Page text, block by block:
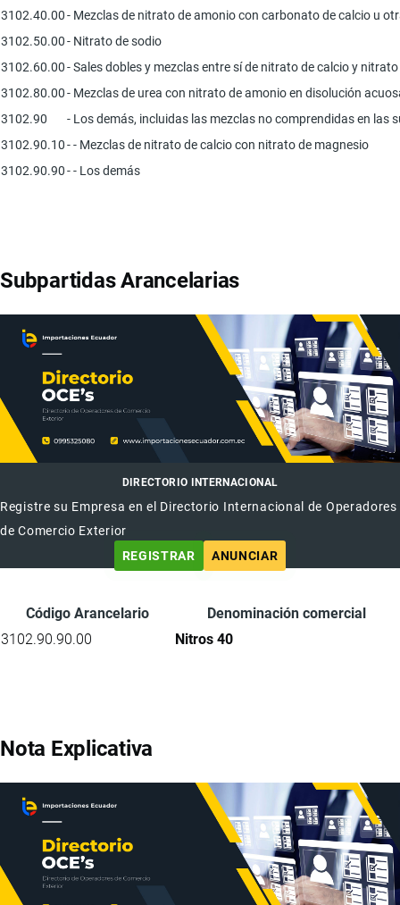
3102.40.00- Mezclas de nitrato de amonio con carbonato de calcio u
3102.50.00- Nitrato de sodio
3102.60.00- Sales dobles y mezclas entre sí de nitrato de calcio y
3102.80.00- Mezclas de urea con nitrato de amonio en disolución
3102.90
- Los demás, incluidas las mezclas no comprendidas en las
3102.90.10- - Mezclas de nitrato de calcio con nitrato de magnesio
3102.90.90- - Los demás
Subpartidas Arancelarias
DIRECTORIO INTERNACIONAL
Registre su Empresa en el Directorio Internacional de Operadores
de Comercio Exterior
REGISTRAR
ANUNCIAR
Código Arancelario
Denominación comercial
3102.90.90.00
Nitros 40
Nota Explicativa